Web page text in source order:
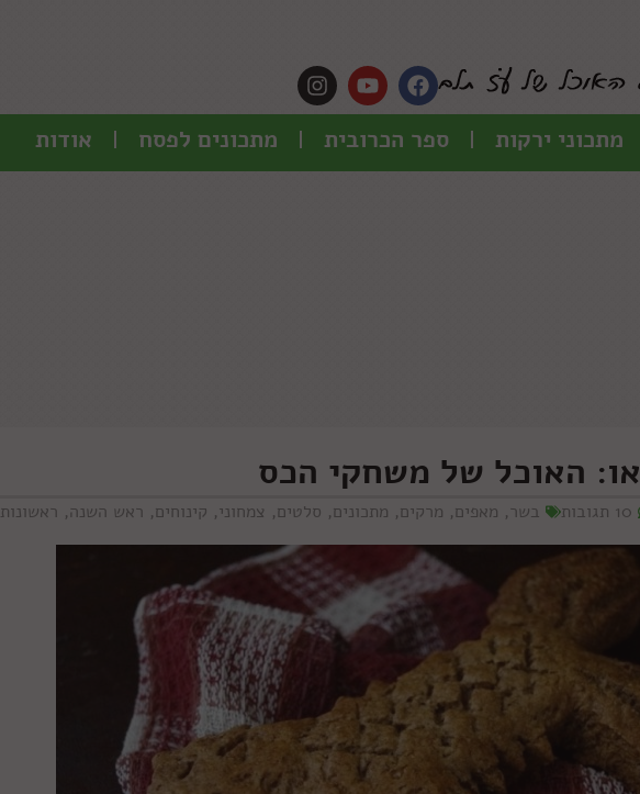
מתכוני ירקות ספר הכרובית מתכונים לפסח אודות
או: האוכל של משחקי הכס
10 תגובות בשר, מאפים, מרקים, מתכונים, סלטים, צמחוני, קינוחים, ראש השנה, ראשונות